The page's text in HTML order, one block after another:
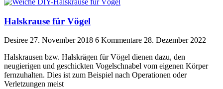
Halskrause für Vögel
Desiree 27. November 2018 6 Kommentare 28. Dezember 2022
Halskrausen bzw. Halskrägen für Vögel dienen dazu, den
neugierigen und geschickten Vogelschnabel vom eigenen Körper
fernzuhalten. Dies ist zum Beispiel nach Operationen oder
Verletzungen meist